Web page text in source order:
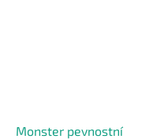
Monster pevnostní